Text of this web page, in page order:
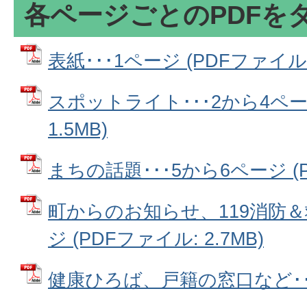
各ページごとのPDFを
表紙･･･1ページ (PDFファイ
スポットライト･･･2から4ペ
1.5MB)
まちの話題･･･5から6ページ
町からのお知らせ、119消防
ジ (PDFファイル: 2.7MB)
健康ひろば、戸籍の窓口など